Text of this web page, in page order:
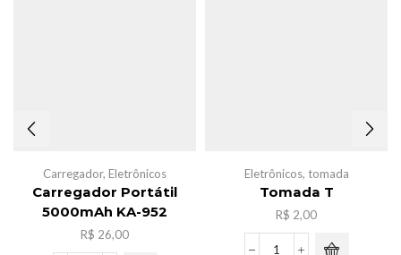
Carregador, Eletrônicos
Carregador Portátil
5000mAh KA-952
R$ 26,00
Eletrônicos, tomada
Tomada T
R$ 2,00